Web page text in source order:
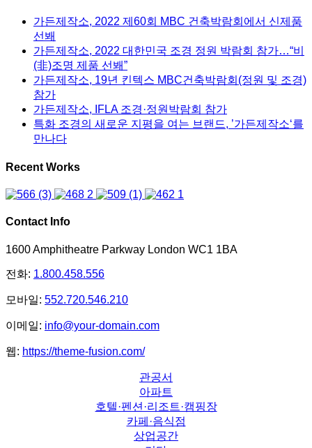
가든제작소, 2022 제60회 MBC 건축박람회에서 신제품
선봬
가든제작소, 2022 대한민국 조경 정원 박람회 참가…“비
(非)조명 제품 선봬”
가든제작소, 19년 킨텍스 MBC건축박람회(정원 및 조경)
참가
가든제작소, IFLA 조경·정원박람회 참가
특화 조경의 새로운 지평을 여는 브랜드, ’가든제작소‘를
만나다
Recent Works
Contact Info
1600 Amphitheatre Parkway London WC1 1BA
전화: 1.800.458.556
모바일: 552.720.546.210
이메일: info@your-domain.com
웹: https://theme-fusion.com/
관공서
아파트
호텔·펜션·리조트·캠핑장
카페·음식점
상업공간